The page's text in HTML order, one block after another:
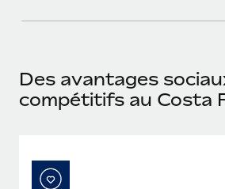
Des avantages
compétitifs au Costa